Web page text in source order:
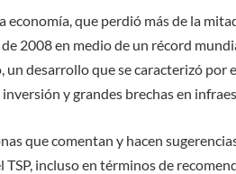
economía, que perdió más de la
2008 en medio de un récord
desarrollo que se caracterizó por
y grandes brechas en
que comentan y hacen
TSP, incluso en términos de